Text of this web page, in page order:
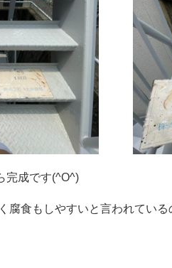
完成です(^O^)
腐食もしやすいと言われている